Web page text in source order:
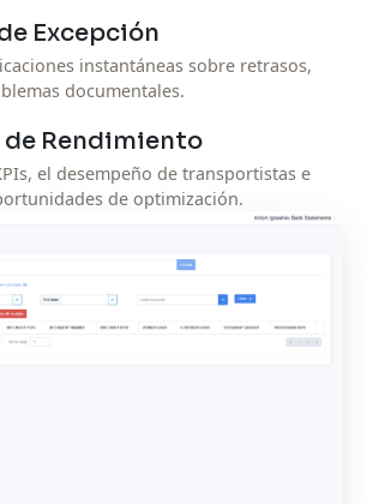
Excepción
instantáneas sobre retrasos,
documentales.
Rendimiento
el desempeño de transportistas e
de optimización.